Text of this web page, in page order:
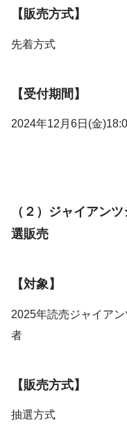
【販売方式】
先着方式
【受付期間】
2024年12月6日(金
（２）ジャイアン
選販売
【対象】
2025年読売ジャイア
者
【販売方式】
抽選方式